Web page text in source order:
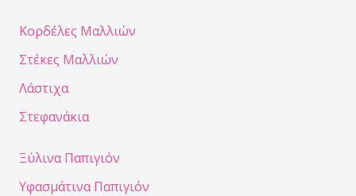
Κορδέλες Μαλλιών
Στέκες Μαλλιών
Λάστιχα
Στεφανάκια
Ξύλινα Παπιγιόν
Υφασμάτινα Παπιγιόν